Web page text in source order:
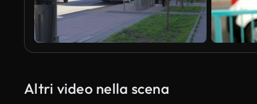
Altri video nella scena